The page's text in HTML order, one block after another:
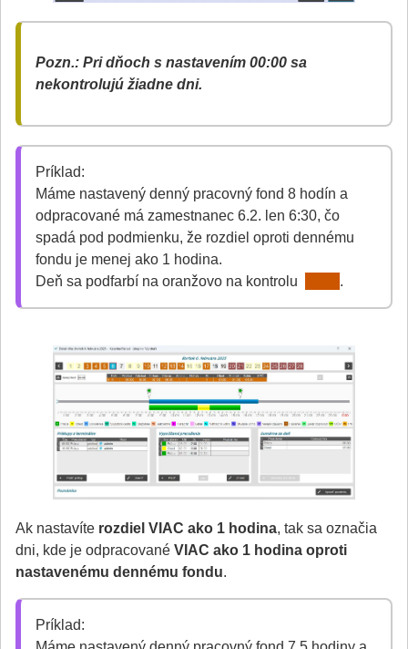
Pozn.: Pri dňoch s nastavením 00:00 sa
nekontrolujú žiadne dni.
Príklad:
Máme nastavený denný pracovný fond 8 hodín a
odpracované má zamestnanec 6.2. len 6:30, čo
spadá pod podmienku, že rozdiel oproti dennému
fondu je menej ako 1 hodina.
Deň sa podfarbí na oranžovo na kontrolu
.
Ak nastavíte rozdiel VIAC ako 1 hodina, tak sa označia
dni, kde je odpracované VIAC ako 1 hodina oproti
nastavenému dennému fondu.
Príklad: